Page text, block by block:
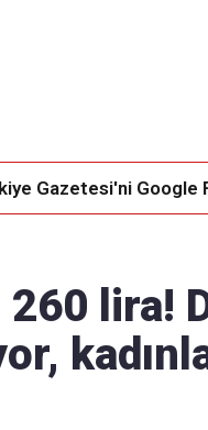
Gazetesi'ni Google
lira!